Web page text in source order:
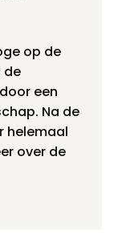
op de
de
een
Na de
helemaal
over de